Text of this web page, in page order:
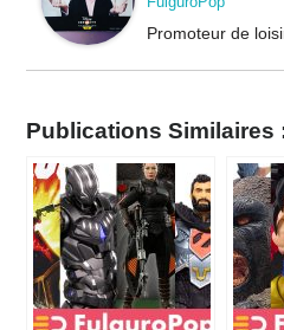
Promoteur de
Publications Similaires